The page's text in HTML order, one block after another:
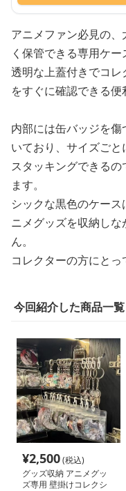
アニメファン必見の
く保管できる専用ケー
透明な上蓋付きでコ
をすぐに確認できる便
内部には缶バッジを
いており、サイズごと
スタッキングできる
ます。
シックな黒色のケー
ニメグッズを収納し
ん。
コレクターの方にとっ
今回紹介した商品一覧
¥2,500(税込)
グッズ収納 アニメグッ
ズ専用 壁掛けコレクシ